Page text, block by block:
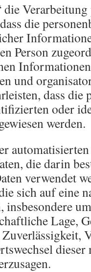
Verarbeitung
die
Person
und
dass die
oder
werden.
die darin
verwendet
sich auf eine
insbesondere
Lage,
dieser